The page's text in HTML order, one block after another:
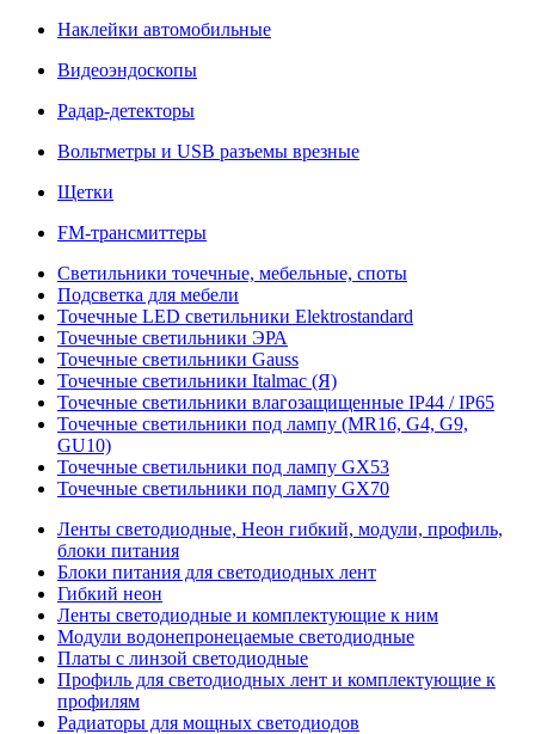
Наклейки автомобильные
Видеоэндоскопы
Радар-детекторы
Вольтметры и USB разъемы врезные
Щетки
FM-трансмиттеры
Светильники точечные, мебельные, споты
Подсветка для мебели
Точечные LED светильники Elektrostandard
Точечные светильники ЭРА
Точечные светильники Gauss
Точечные светильники Italmac (Я)
Точечные светильники влагозащищенные IP44 / IP65
Точечные светильники под лампу (MR16, G4, G9,
GU10)
Точечные светильники под лампу GX53
Точечные светильники под лампу GX70
Ленты светодиодные, Неон гибкий, модули, профиль,
блоки питания
Блоки питания для светодиодных лент
Гибкий неон
Ленты светодиодные и комплектующие к ним
Модули водонепронецаемые светодиодные
Платы с линзой светодиодные
Профиль для светодиодных лент и комплектующие к
профилям
Радиаторы для мощных светодиодов